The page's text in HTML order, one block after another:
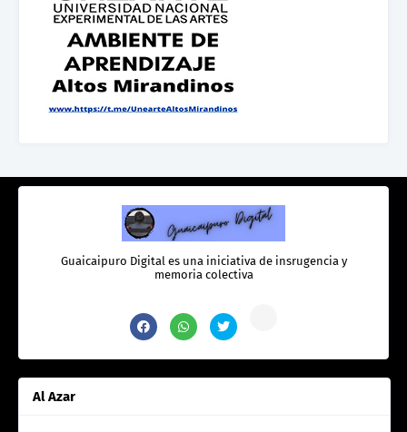
Guaicaipuro Digital es una iniciativa de insrugencia y
memoria colectiva
Al Azar